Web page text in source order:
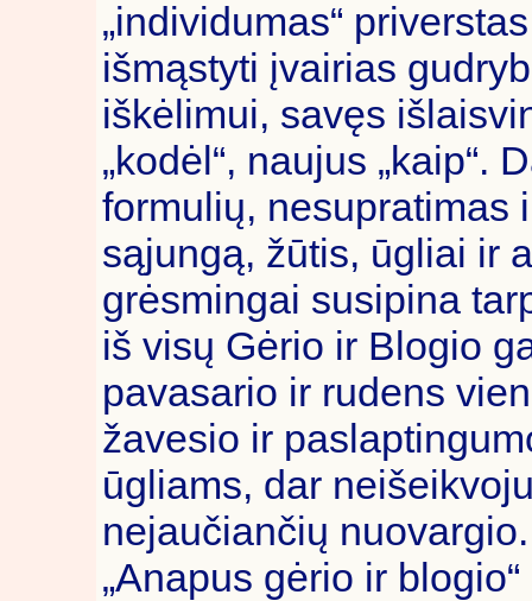
„individumas“
išmąstyti įvairias
iškėlimui, savęs
„kodėl“, naujus „kaip“.
formulių, nesupratimas
sąjungą, žūtis, ūgliai ir
grėsmingai susipina
iš visų Gėrio ir Blogio
pavasario ir rudens
žavesio ir
ūgliams, dar
nejaučiančių nuovargio.
„Anapus gėrio ir blogio“